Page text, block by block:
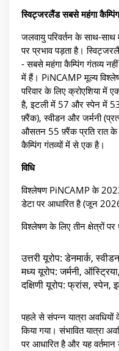
स्विट्जरलैंड सबसे महंगा
जलवायु परिवर्तन के साथ-साथ
पर प्रभाव पड़ता है।
- सबसे महंगा कैम्पिंग गंतव्य
में हैं। PiNCAMP मूल्य
परिवार के लिए क्रोएशिया
है, इटली में 57 और स्पेन में
फ़्रैंक), स्वीडन और जर्मनी
औसतन 55 फ़्रैंक प्रति रात के
कैम्पिंग गंतव्यों में से एक है।
विधि
विश्लेषण PiNCAMP के
डेटा पर आधारित है (जून
विश्लेषण के लिए तीन क्षेत्रों पर
उत्तरी यूरोप: डेनमार्क,
मध्य यूरोप: जर्मनी,
दक्षिणी यूरोप: फ्रांस, स्पेन,
पहले से संपन्न यात्रा अवधियों
किया गया। संभावित यात्रा
पर आधारित है और यह वर्तमान